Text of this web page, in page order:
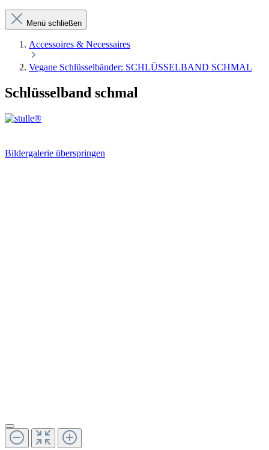
Menü schließen
Accessoires & Necessaires
Vegane Schlüsselbänder: SCHLÜSSELBAND SCHMAL
Schlüsselband schmal
Bildergalerie überspringen